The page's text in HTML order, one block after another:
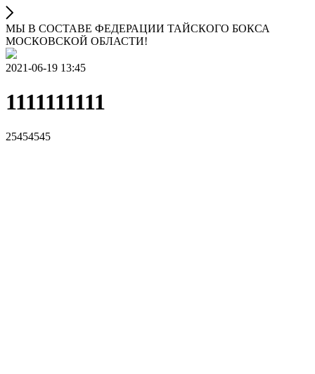
МЫ В СОСТАВЕ ФЕДЕРАЦИИ ТАЙСКОГО БОКСА
МОСКОВСКОЙ ОБЛАСТИ!
2021-06-19 13:45
1111111111
25454545